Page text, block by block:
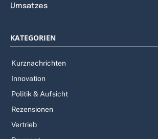
Umsatzes
KATEGORIEN
Kurznachrichten
Innovation
Politik & Aufsicht
Rezensionen
Vertrieb